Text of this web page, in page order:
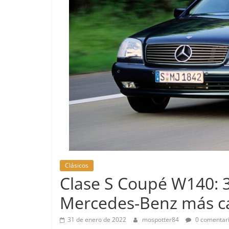
Clásicos
Clase S Coupé
Mercedes-Benz más
31 de enero de 2022 mospotter84 0
probamos
EQ